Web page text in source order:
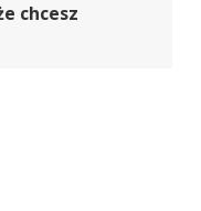
chcesz